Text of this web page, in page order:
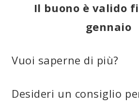
Il buono è valido
gennaio
Vuoi saperne di più?
Desideri un consiglio